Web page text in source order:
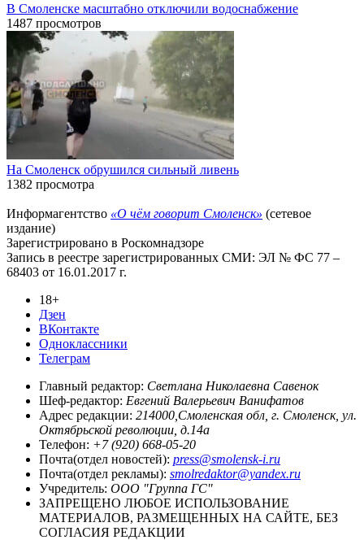
В Смоленске масштабно отключили водоснабжение
1487 просмотров
На Смоленск обрушился сильный ливень
1382 просмотра
Информагентство «О чём говорит Смоленск» (сетевое
издание)
Зарегистрировано в Роскомнадзоре
Запись в реестре зарегистрированных СМИ: ЭЛ № ФС 77 –
68403 от 16.01.2017 г.
18+
Дзен
ВКонтакте
Одноклассники
Телеграм
Главный редактор: Светлана Николаевна Савенок
Шеф-редактор: Евгений Валерьевич Ванифатов
Адрес редакции: 214000,Смоленская обл, г. Смоленск, ул.
Октябрьской революции, д.14а
Телефон: +7 (920) 668-05-20
Почта(отдел новостей): press@smolensk-i.ru
Почта(отдел рекламы): smolredaktor@yandex.ru
Учредитель: ООО "Группа ГС"
ЗАПРЕЩЕНО ЛЮБОЕ ИСПОЛЬЗОВАНИЕ
МАТЕРИАЛОВ, РАЗМЕЩЕННЫХ НА САЙТЕ, БЕЗ
СОГЛАСИЯ РЕДАКЦИИ